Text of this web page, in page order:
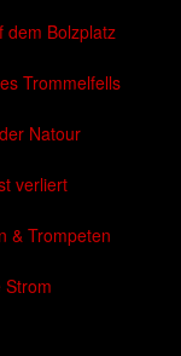
dem Bolzplatz
Trommelfells
Natour
verliert
& Trompeten
Strom